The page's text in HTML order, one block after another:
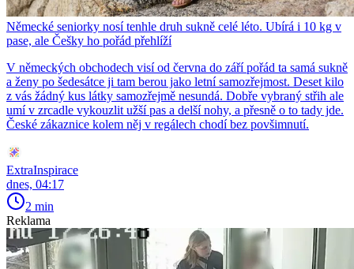
Německé seniorky nosí tenhle druh sukně celé léto. Ubírá i 10 kg v
pase, ale Češky ho pořád přehlíží
V německých obchodech visí od června do září pořád ta samá sukně
a ženy po šedesátce ji tam berou jako letní samozřejmost. Deset kilo
z vás žádný kus látky samozřejmě nesundá. Dobře vybraný střih ale
umí v zrcadle vykouzlit užší pas a delší nohy, a přesně o to tady jde.
České zákaznice kolem něj v regálech chodí bez povšimnutí.
ExtraInspirace
dnes, 04:17
2 min
Reklama